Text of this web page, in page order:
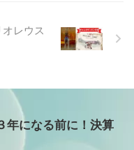
レウス
年になる前に！決算